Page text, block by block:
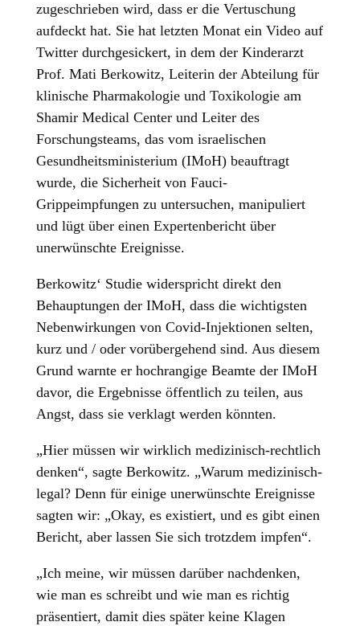
zugeschrieben wird, dass er die Vertuschung
aufdeckt hat. Sie hat letzten Monat ein Video auf
Twitter durchgesickert, in dem der Kinderarzt
Prof. Mati Berkowitz, Leiterin der Abteilung für
klinische Pharmakologie und Toxikologie am
Shamir Medical Center und Leiter des
Forschungsteams, das vom israelischen
Gesundheitsministerium (IMoH) beauftragt
wurde, die Sicherheit von Fauci-
Grippeimpfungen zu untersuchen, manipuliert
und lügt über einen Expertenbericht über
unerwünschte Ereignisse.
Berkowitz‘ Studie widerspricht direkt den
Behauptungen der IMoH, dass die wichtigsten
Nebenwirkungen von Covid-Injektionen selten,
kurz und / oder vorübergehend sind. Aus diesem
Grund warnte er hochrangige Beamte der IMoH
davor, die Ergebnisse öffentlich zu teilen, aus
Angst, dass sie verklagt werden könnten.
„Hier müssen wir wirklich medizinisch-rechtlich
denken“, sagte Berkowitz. „Warum medizinisch-
legal? Denn für einige unerwünschte Ereignisse
sagten wir: „Okay, es existiert, und es gibt einen
Bericht, aber lassen Sie sich trotzdem impfen“.
„Ich meine, wir müssen darüber nachdenken,
wie man es schreibt und wie man es richtig
präsentiert, damit dies später keine Klagen